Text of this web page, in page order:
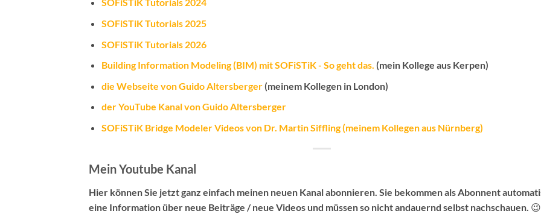
SOFiSTiK Tutorials 2024
SOFiSTiK Tutorials 2025
SOFiSTiK Tutorials 2026
Building Information Modeling (BIM) mit SOFiSTiK - So geht das. (mein Kollege aus Kerpen)
die Webseite von Guido Altersberger(meinem Kollegen in London)
der YouTube Kanal von Guido Altersberger
SOFiSTiK Bridge Modeler Videos von Dr. Martin Siffling (meinem Kollegen aus Nürnberg)
Mein Youtube Kanal
Hier können Sie jetzt ganz einfach meinen neuen Kanal abonnieren. Sie bekommen als Abonnent
eine Information über neue Beiträge / neue Videos und müssen so nicht andauernd selbst nachschauen. 😉